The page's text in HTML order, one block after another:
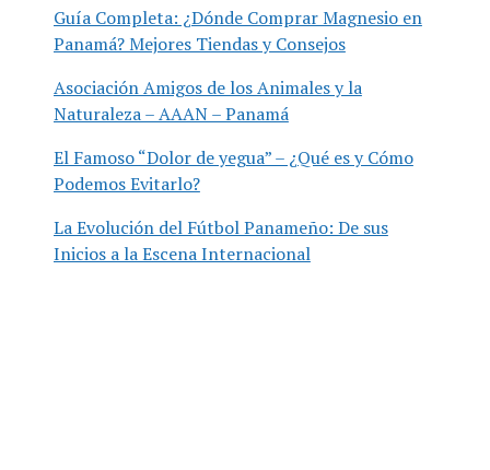
Guía Completa: ¿Dónde Comprar Magnesio en
Panamá? Mejores Tiendas y Consejos
Asociación Amigos de los Animales y la
Naturaleza – AAAN – Panamá
El Famoso “Dolor de yegua” – ¿Qué es y Cómo
Podemos Evitarlo?
La Evolución del Fútbol Panameño: De sus
Inicios a la Escena Internacional